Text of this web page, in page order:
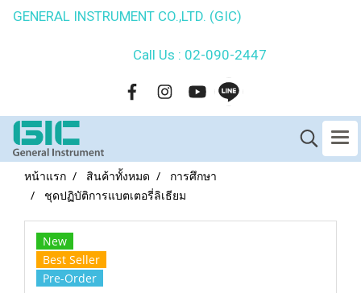
GENERAL INSTRUMENT CO.,LTD. (GIC)
Call Us : 02-090-2447
หน้าแรก สินค้าทั้งหมด
การศึกษา
ชุดปฏิบัติการแบตเตอรี่ลิเธียม
New
Best Seller
Pre-Order